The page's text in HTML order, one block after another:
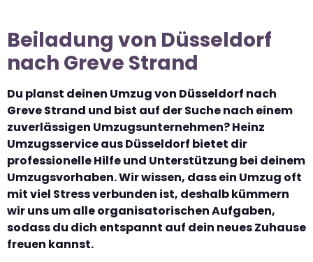
Beiladung von Düsseldorf
nach Greve Strand
Du planst deinen Umzug von Düsseldorf nach
Greve Strand und bist auf der Suche nach einem
zuverlässigen Umzugsunternehmen? Heinz
Umzugsservice aus Düsseldorf bietet dir
professionelle Hilfe und Unterstützung bei deinem
Umzugsvorhaben. Wir wissen, dass ein Umzug oft
mit viel Stress verbunden ist, deshalb kümmern
wir uns um alle organisatorischen Aufgaben,
sodass du dich entspannt auf dein neues Zuhause
freuen kannst.